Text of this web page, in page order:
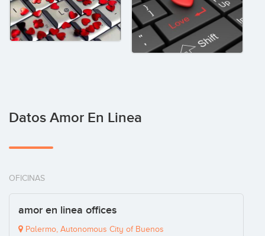
Datos Amor En Linea
OFICINAS
amor en linea offices
Palermo, Autonomous City of Buenos